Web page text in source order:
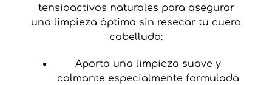
tensioactivos naturales para asegurar
una limpieza óptima sin resecar tu cuero
cabelludo:
Aporta una limpieza suave y
calmante especialmente formulada